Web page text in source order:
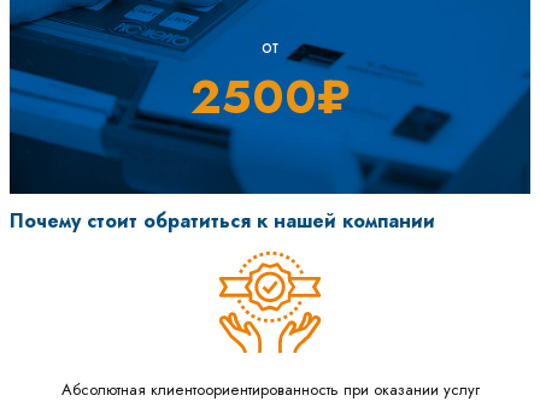
от
2500₽
Почему стоит обратиться к нашей компании
Абсолютная клиентоориентированность при оказании услуг